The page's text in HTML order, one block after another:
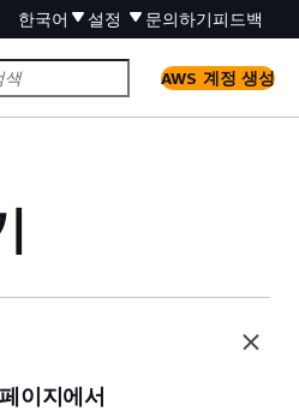
한국어 설정 문의하기피드백
AWS 계정 생성
이지에서